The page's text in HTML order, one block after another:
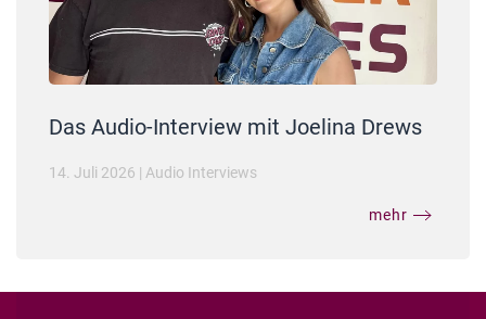
Das Audio-Interview mit Joelina Drews
14. Juli 2026 | Audio Interviews
mehr